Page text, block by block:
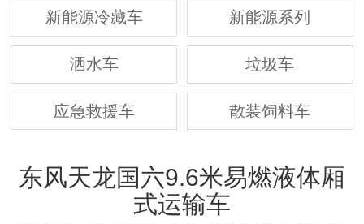
新能源冷藏车 新能源系列
洒水车 垃圾车
应急救援车 散装饲料车
东风天龙国六9.6米易燃液体厢
式运输车